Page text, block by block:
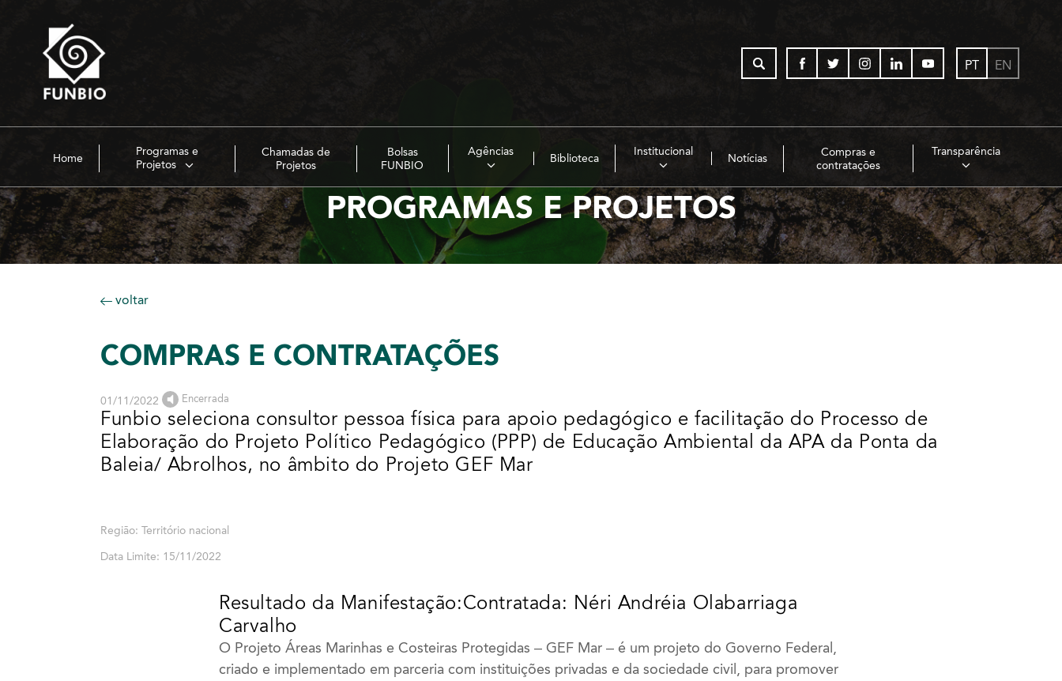
PT EN
Home
Programas e
Projetos
Chamadas de
Projetos
Bolsas
FUNBIO
Agências
Biblioteca
Institucional
Notícias
Compras e
contratações
Transparência
PROGRAMAS E PROJETOS
voltar
COMPRAS E CONTRATAÇÕES
01/11/2022 Encerrada
Funbio seleciona consultor pessoa física para apoio pedagógico e facilitação do Processo de
Elaboração do Projeto Político Pedagógico (PPP) de Educação Ambiental da APA da Ponta da
Baleia/ Abrolhos, no âmbito do Projeto GEF Mar
Região: Território nacional
Data Limite: 15/11/2022
Resultado da Manifestação:Contratada: Néri Andréia Olabarriaga
Carvalho
O Projeto Áreas Marinhas e Costeiras Protegidas – GEF Mar – é um projeto do Governo Federal,
criado e implementado em parceria com instituições privadas e da sociedade civil, para promover